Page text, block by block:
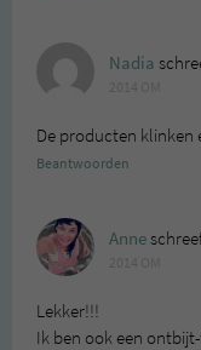
Nadia
De producten klinken
Beantwoorden
Anne
Lekker!!!
Ik ben ook een